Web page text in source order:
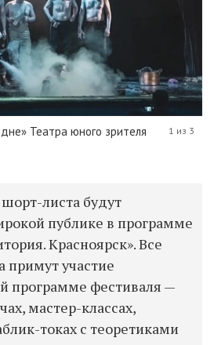
Театра юного зрителя
1 из 3
листа будут
публике в программе
Красноярск». Все
примут участие
программе фестиваля —
мастер-классах,
токах с теоретиками